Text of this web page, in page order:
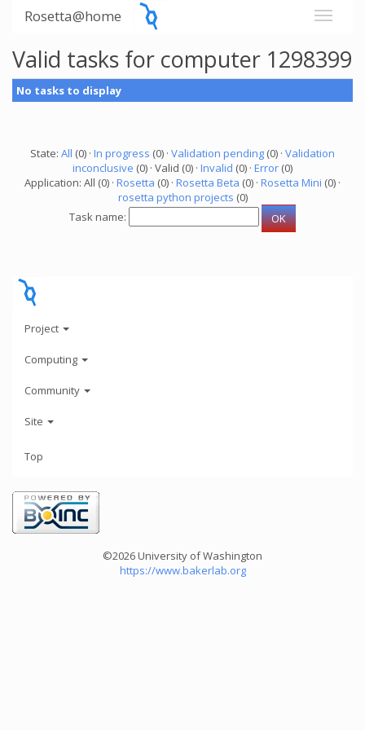
Rosetta@home
Valid tasks for computer 1298399
No tasks to display
State: All (0) · In progress (0) · Validation pending (0) · Validation
inconclusive (0) · Valid (0) · Invalid (0) · Error (0)
Application: All (0) · Rosetta (0) · Rosetta Beta (0) · Rosetta Mini (0) ·
rosetta python projects (0)
Task name:
Project
Computing
Community
Site
Top
©2026 University of Washington
https://www.bakerlab.org